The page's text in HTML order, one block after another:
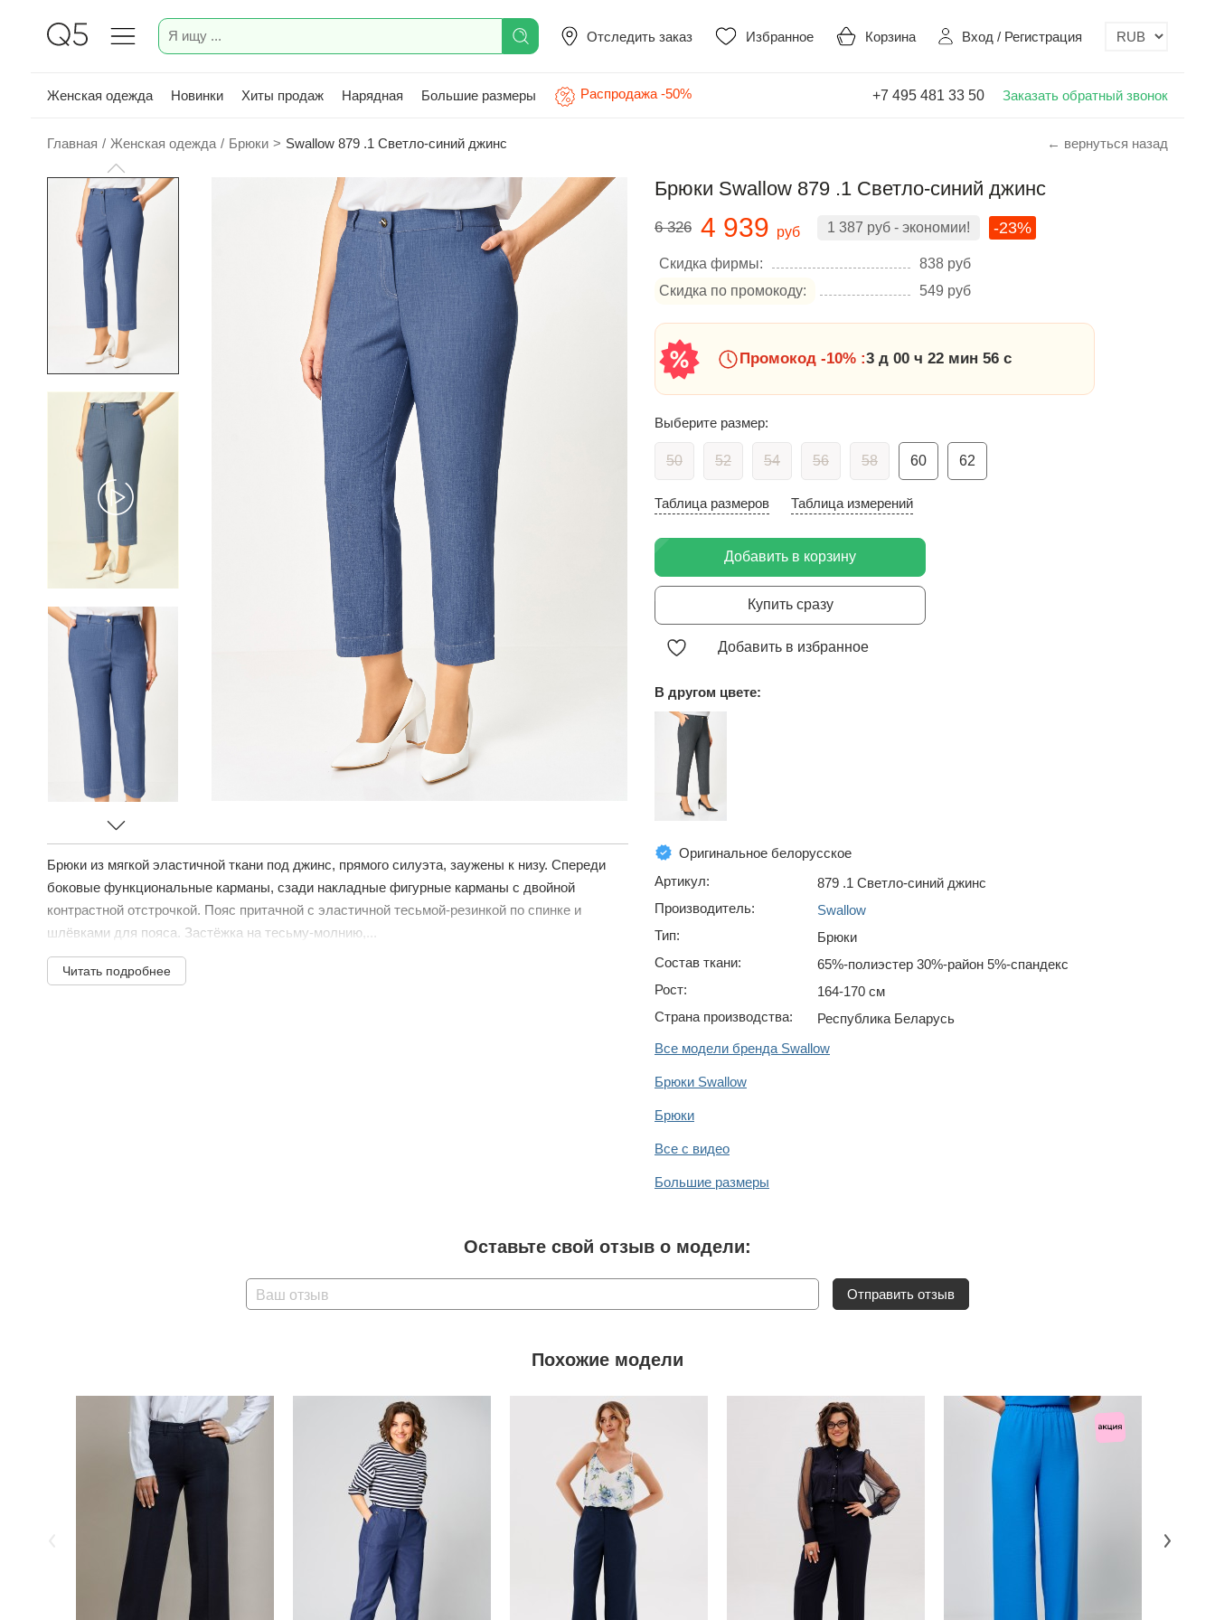
Отследить заказ Избранное Корзина Вход / Регистрация
Женская одежда Новинки Хиты продаж Нарядная Большие размеры Распродажа -50% +7 495 481 33 50 Заказать обратный звонок
Главная / Женская одежда / Брюки > Swallow 879 .1 Светло-синий джинс ← вернуться назад
Брюки из мягкой эластичной ткани под джинс, прямого силуэта, заужены к низу. Спереди
боковые функциональные карманы, сзади накладные фигурные карманы с двойной
контрастной отстрочкой. Пояс притачной с эластичной тесьмой-резинкой по спинке и
шлёвками для пояса. Застёжка на тесьму-молнию,...
Читать подробнее
Брюки Swallow 879 .1 Светло-синий джинс
6 326 4 939 руб 1 387 руб - экономии! -23%
Скидка фирмы: 838 руб
Скидка по промокоду:
549 руб
Промокод -10% :3 д 00 ч 22 мин 55 с
Выберите размер:
50 52 54 56 58 60 62
Таблица размеров Таблица измерений
Добавить в корзину
Купить сразу
Добавить в избранное
В другом цвете:
Оригинальное белорусское
Артикул:
879 .1 Светло-синий джинс
Производитель:
Swallow
Тип:
Брюки
Состав ткани:
65%-полиэстер 30%-район 5%-спандекс
Рост:
164-170 см
Страна производства:
Республика Беларусь
Все модели бренда Swallow
Брюки Swallow
Брюки
Все с видео
Большие размеры
Оставьте свой отзыв о модели:
Ваш отзыв Отправить отзыв
Похожие модели